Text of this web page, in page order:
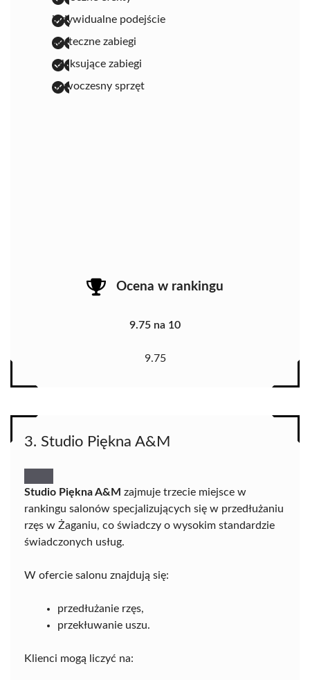
indywidualne podejście
skuteczne zabiegi
relaksujące zabiegi
nowoczesny sprzęt
Ocena w rankingu
9.75 na 10
9.75
3. Studio Piękna A&M
Studio Piękna A&M zajmuje trzecie miejsce w
rankingu salonów specjalizujących się w przedłużaniu
rzęs w Żaganiu, co świadczy o wysokim standardzie
świadczonych usług.
W ofercie salonu znajdują się:
przedłużanie rzęs,
przekłuwanie uszu.
Klienci mogą liczyć na: